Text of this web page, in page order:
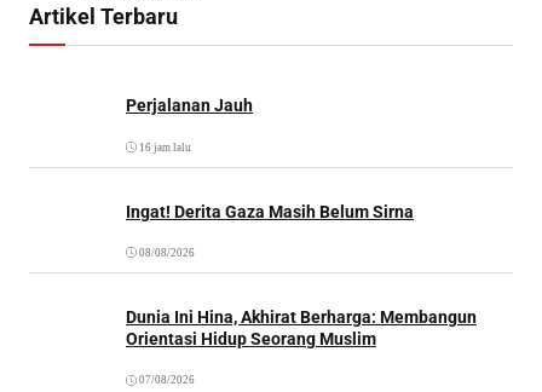
Artikel Terbaru
Perjalanan Jauh
16 jam lalu
Ingat! Derita Gaza Masih Belum Sirna
08/08/2026
Dunia Ini Hina, Akhirat Berharga: Membangun
Orientasi Hidup Seorang Muslim
07/08/2026